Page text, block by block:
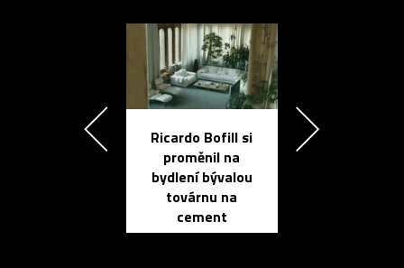
Ricardo Bofill si
proměnil na
bydlení bývalou
továrnu na
cement